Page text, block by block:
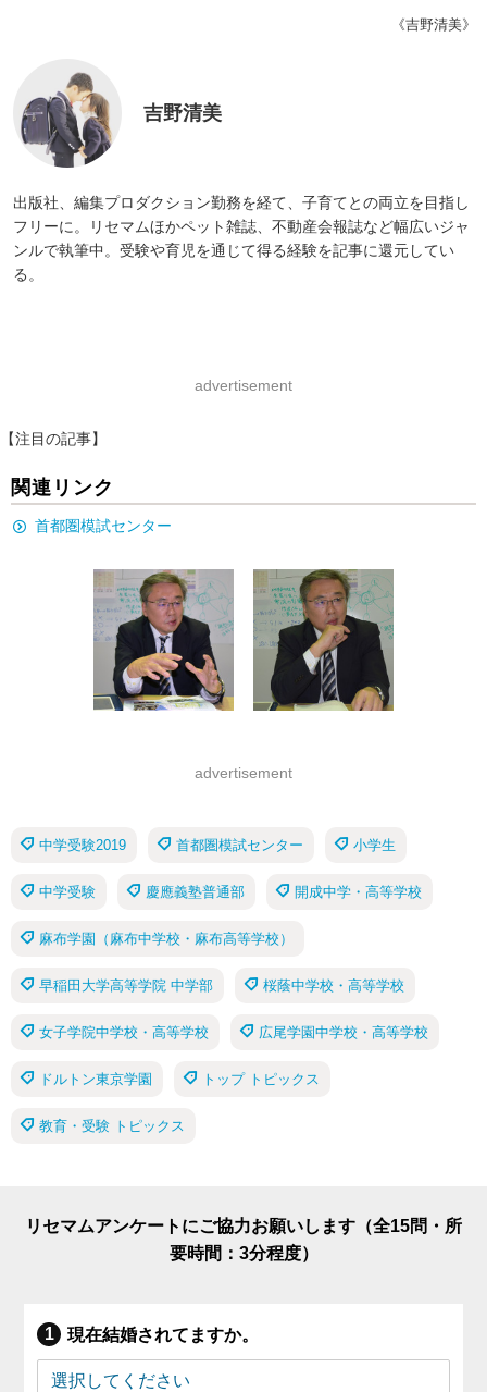
《吉野清美》
吉野清美
出版社、編集プロダクション勤務を経て、子育てとの両立を目指し
フリーに。リセマムほかペット雑誌、不動産会報誌など幅広いジャ
ンルで執筆中。受験や育児を通じて得る経験を記事に還元してい
る。
advertisement
【注目の記事】
関連リンク
首都圏模試センター
advertisement
中学受験2019 首都圏模試センター 小学生
中学受験 慶應義塾普通部 開成中学・高等学校
麻布学園（麻布中学校・麻布高等学校）
早稲田大学高等学院 中学部 桜蔭中学校・高等学校
女子学院中学校・高等学校 広尾学園中学校・高等学校
ドルトン東京学園 トップ トピックス
教育・受験 トピックス
リセマムアンケートにご協力お願いします（全15問・所
要時間：3分程度）
現在結婚されてますか。